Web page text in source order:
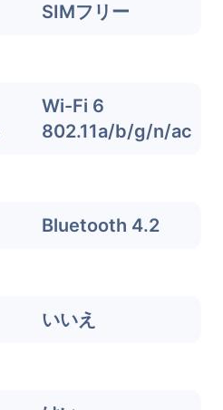
SIMフリー
Wi-Fi 6
802.11a/b/g/n/ac
Bluetooth 4.2
いいえ